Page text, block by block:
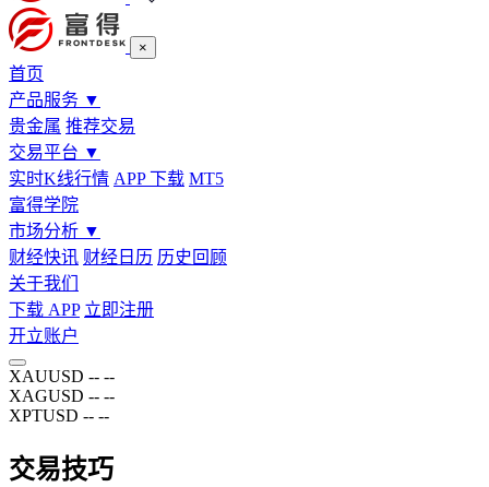
×
首页
产品服务 ▼
贵金属 推荐交易
交易平台 ▼
实时K线行情 APP 下载 MT5
富得学院
市场分析 ▼
财经快讯 财经日历 历史回顾
关于我们
下载 APP 立即注册
开立账户
XAUUSD -- --
XAGUSD -- --
XPTUSD -- --
交易技巧